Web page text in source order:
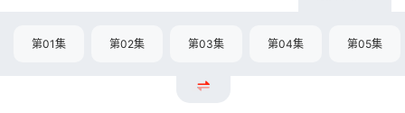
第01集 第02集 第03集 第04集 第05集